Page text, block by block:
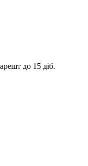
до 15 діб.